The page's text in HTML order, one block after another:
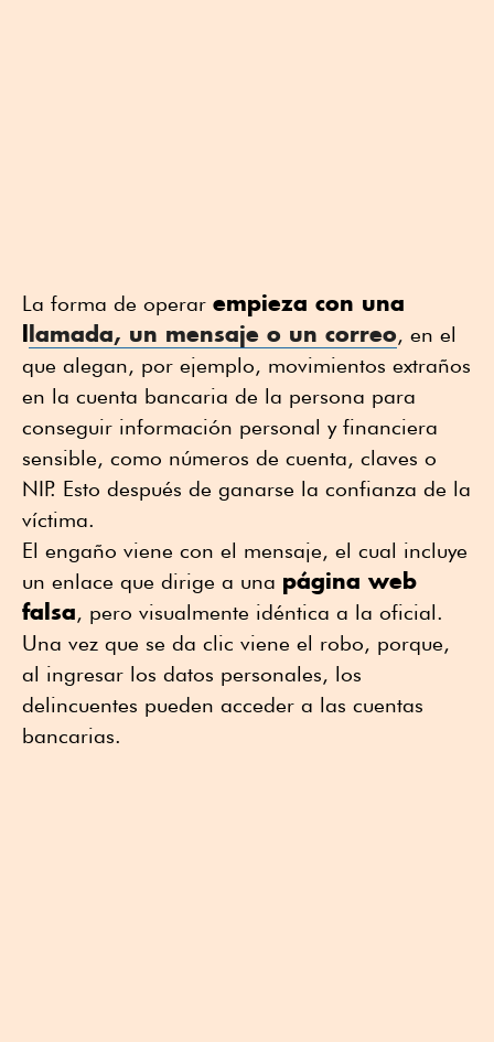
La forma de operar empieza con una
llamada, un mensaje o un correo, en el
que alegan, por ejemplo, movimientos extraños
en la cuenta bancaria de la persona para
conseguir información personal y financiera
sensible, como números de cuenta, claves o
NIP. Esto después de ganarse la confianza de la
víctima.
El engaño viene con el mensaje, el cual incluye
un enlace que dirige a una página web
falsa, pero visualmente idéntica a la oficial.
Una vez que se da clic viene el robo, porque,
al ingresar los datos personales, los
delincuentes pueden acceder a las cuentas
bancarias.